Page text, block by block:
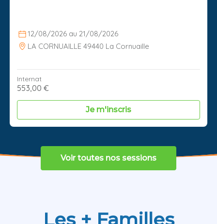
12/08/2026 au 21/08/2026
LA CORNUAILLE 49440 La Cornuaille
Internat
553,00 €
Je m'inscris
Voir toutes nos sessions
Les + Familles